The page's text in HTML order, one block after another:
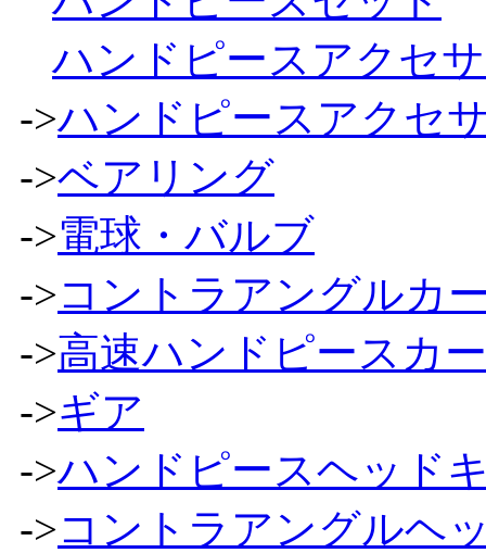
ハンドピースアクセ
->ハンドピースアクセ
->ベアリング
->電球・バルブ
->コントラアングルカ
->高速ハンドピースカ
->ギア
->ハンドピースヘッド
->コントラアングルヘ